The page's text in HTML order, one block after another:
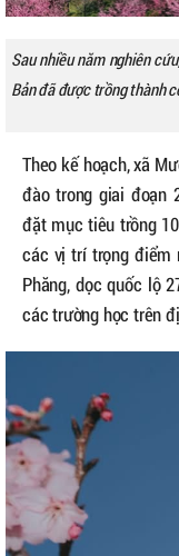
Sau nhiều năm nghiên
Bản đã được trồng thành
Theo kế hoạch, xã
đào trong giai đoạn
đặt mục tiêu trồng
các vị trí trọng điểm
Phăng, dọc quốc lộ
các trường học trên